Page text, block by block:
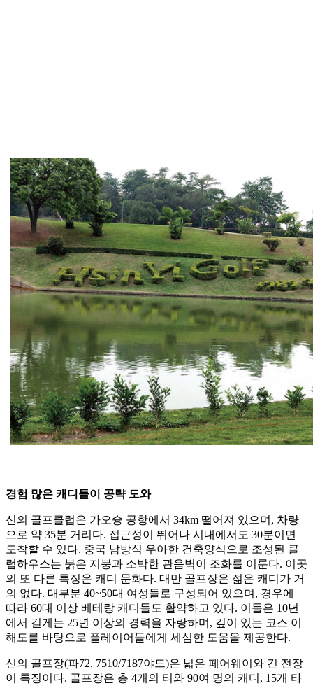
경험 많은 캐디들이 공략 도와
신의 골프클럽은 가오슝 공항에서 34km 떨어져 있으며, 차량
으로 약 35분 거리다. 접근성이 뛰어나 시내에서도 30분이면
도착할 수 있다. 중국 남방식 우아한 건축양식으로 조성된 클
럽하우스는 붉은 지붕과 소박한 관음벽이 조화를 이룬다. 이곳
의 또 다른 특징은 캐디 문화다. 대만 골프장은 젊은 캐디가 거
의 없다. 대부분 40~50대 여성들로 구성되어 있으며, 경우에
따라 60대 이상 베테랑 캐디들도 활약하고 있다. 이들은 10년
에서 길게는 25년 이상의 경력을 자랑하며, 깊이 있는 코스 이
해도를 바탕으로 플레이어들에게 세심한 도움을 제공한다.
신의 골프장(파72, 7510/7187야드)은 넓은 페어웨이와 긴 전장
이 특징이다. 골프장은 총 4개의 티와 90여 명의 캐디, 15개 타